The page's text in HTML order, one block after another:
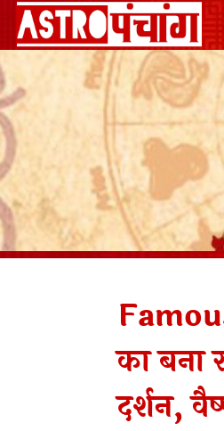
का बना
दर्शन,